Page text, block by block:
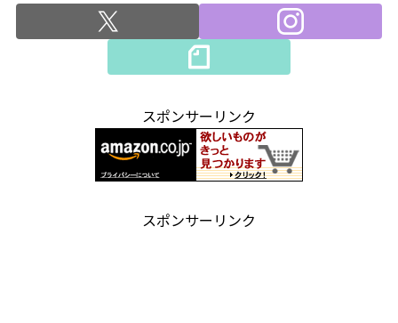
スポンサーリンク
スポンサーリンク